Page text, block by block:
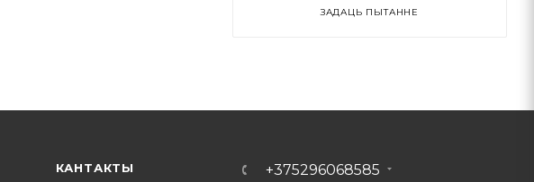
ЗАДАЦЬ ПЫТАННЕ
КАНТАКТЫ
+375296068585